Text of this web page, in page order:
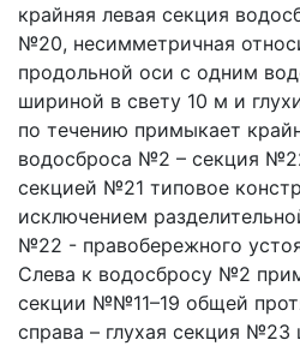
крайняя левая секция
№20, несимметричная
продольной оси с одним
шириной в свету 10 м и
по течению примыкает
водосброса №2 – секция
секцией №21 типовое
исключением
№22 - правобережного
Слева к водосбросу №2
секции №№11–19 общей
справа – глухая секция